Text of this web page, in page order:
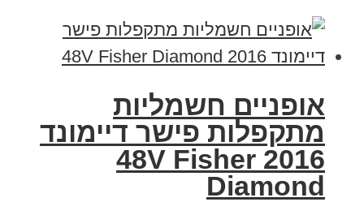
אופניים חשמליות
מתקפלות פישר דיימונד
2016 48V Fisher
Diamond